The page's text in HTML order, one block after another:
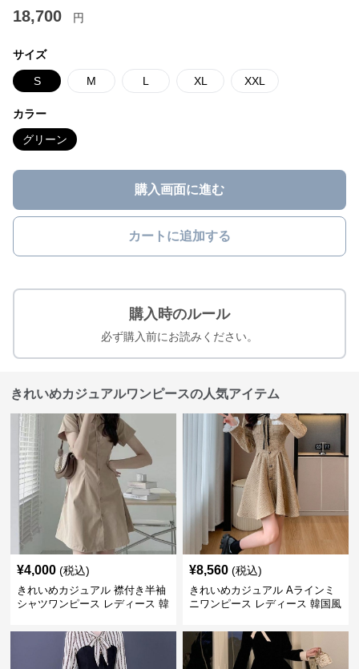
18,700 円
サイズ
S M L XL XXL
カラー
グリーン
購入画面に進む
カートに追加する
購入時のルール
必ず購入前にお読みください。
きれいめカジュアルワンピースの人気アイテム
¥4,000 (税込)
きれいめカジュアル 襟付き半袖
シャツワンピース レディース 韓
ト ウエストマーク スタイルアッ
プ Aライン 小柄さん◎
¥8,560 (税込)
きれいめカジュアル Aラインミ
ニワンピース レディース 韓国風
上丈 春秋 ウエストマーク 上品
エレガント